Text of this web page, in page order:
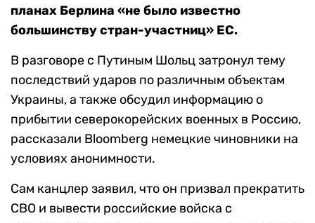
планах Берлина «не было известно
большинству стран-участниц» ЕС.
В разговоре с Путиным Шольц затронул тему
последствий ударов по различным объектам
Украины, а также обсудил информацию о
прибытии северокорейских военных в Россию,
рассказали Bloomberg немецкие чиновники на
условиях анонимности.
Сам канцлер заявил, что он призвал прекратить
СВО и вывести российские войска с